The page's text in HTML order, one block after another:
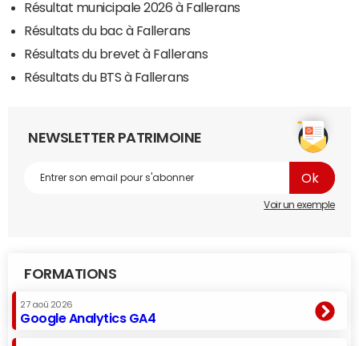
Résultat municipale 2026 à Fallerans
Résultats du bac à Fallerans
Résultats du brevet à Fallerans
Résultats du BTS à Fallerans
NEWSLETTER PATRIMOINE
Voir un exemple
FORMATIONS
27 aoû 2026
Google Analytics GA4